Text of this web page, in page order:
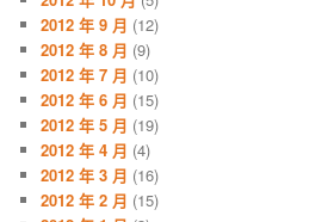
2012 年 9 月 (12)
2012 年 8 月 (9)
2012 年 7 月 (10)
2012 年 6 月 (15)
2012 年 5 月 (19)
2012 年 4 月 (4)
2012 年 3 月 (16)
2012 年 2 月 (15)